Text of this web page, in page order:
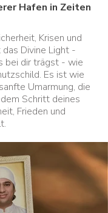
Hafen in Zeiten
Krisen und
Divine Light -
bei dir trägst - wie
Es ist wie
Umarmung, die
Schritt deines
Frieden und